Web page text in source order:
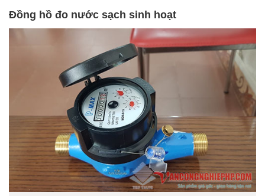
Đồng hồ đo nước sạch sinh hoạt